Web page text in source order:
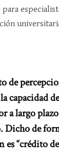
para
de
capacidad
a largo
Dicho de
es “crédito